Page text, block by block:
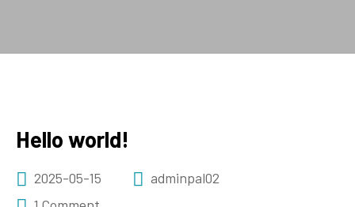
Hello world!
2025-05-15
adminpal02